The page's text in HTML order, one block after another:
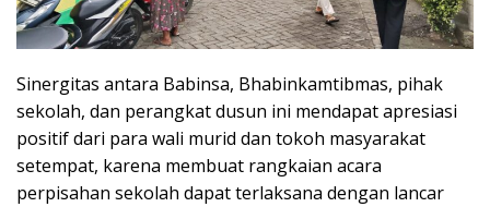
Sinergitas antara Babinsa, Bhabinkamtibmas, pihak
sekolah, dan perangkat dusun ini mendapat apresiasi
positif dari para wali murid dan tokoh masyarakat
setempat, karena membuat rangkaian acara
perpisahan sekolah dapat terlaksana dengan lancar